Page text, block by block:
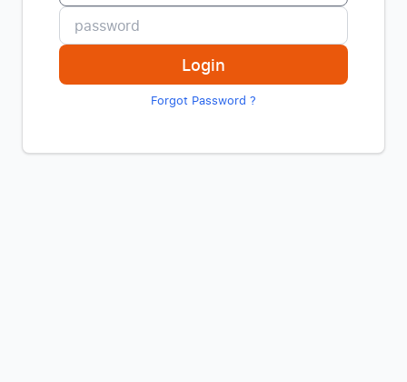
Login
Forgot Password ?